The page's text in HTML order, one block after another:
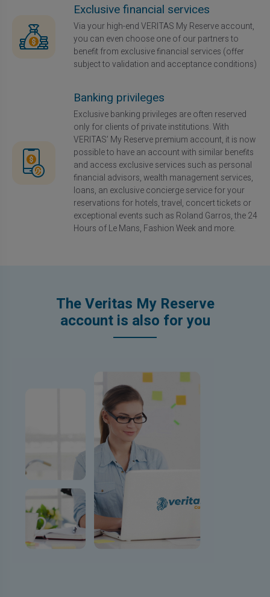
Exclusive financial services
Via your high-end VERITAS My Reserve account,
you can even choose one of our partners to
benefit from exclusive financial services (offer
subject to validation and acceptance conditions)
Banking privileges
Exclusive banking privileges are often reserved
only for clients of private institutions. With
VERITAS’ My Reserve premium account, it is now
possible to have an account with similar benefits
and access exclusive services such as personal
financial advisors, wealth management services,
loans, an exclusive concierge service for your
reservations for hotels, travel, concert tickets or
exceptional events such as Roland Garros, the 24
Hours of Le Mans, Fashion Week and more.
The Veritas My Reserve
account is also for you